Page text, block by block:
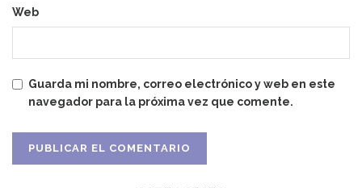
Web
Guarda mi nombre, correo electrónico y web en este
navegador para la próxima vez que comente.